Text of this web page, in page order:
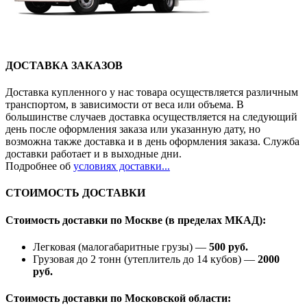
ДОСТАВКА ЗАКАЗОВ
Доставка купленного у нас товара осуществляется различным
транспортом, в зависимости от веса или объема. В
большинстве случаев доставка осуществляется на следующий
день после оформления заказа или указанную дату, но
возможна также доставка и в день оформления заказа. Служба
доставки работает и в выходные дни.
Подробнее об условиях доставки...
СТОИМОСТЬ ДОСТАВКИ
Стоимость доставки по Москве (в пределах МКАД):
Легковая (малогабаритные грузы) — 500 руб.
Грузовая до 2 тонн (утеплитель до 14 кубов) — 2000
руб.
Стоимость доставки по Московской области: